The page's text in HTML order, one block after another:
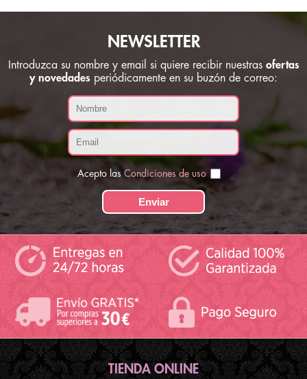
NEWSLETTER
Introduzca su nombre y email si quiere recibir nuestras ofertas
y novedades periódicamente en su buzón de correo:
Acepto las Condiciones de uso
TIENDA ONLINE